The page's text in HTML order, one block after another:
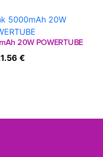
20W POWERTUBE
€